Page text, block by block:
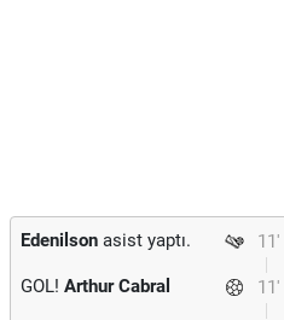
11'
Edenilson asist yaptı.
11'
GOL! Arthur Cabral